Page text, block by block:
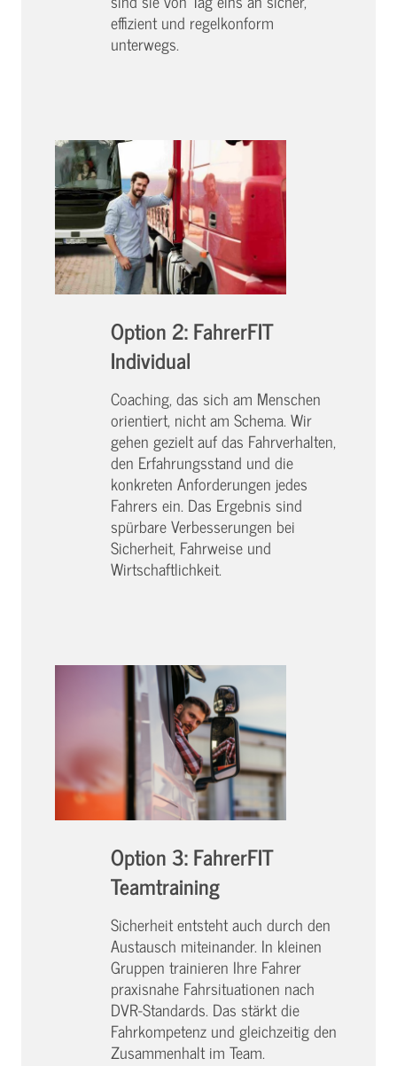
effizient und regelkonform
unterwegs.
Option 2: FahrerFIT
Individual
Coaching, das sich am Menschen
orientiert, nicht am Schema. Wir
gehen gezielt auf das Fahrverhalten,
den Erfahrungsstand und die
konkreten Anforderungen jedes
Fahrers ein. Das Ergebnis sind
spürbare Verbesserungen bei
Sicherheit, Fahrweise und
Wirtschaftlichkeit.
Option 3: FahrerFIT
Teamtraining
Sicherheit entsteht auch durch den
Austausch miteinander. In kleinen
Gruppen trainieren Ihre Fahrer
praxisnahe Fahrsituationen nach
DVR-Standards. Das stärkt die
Fahrkompetenz und gleichzeitig den
Zusammenhalt im Team.